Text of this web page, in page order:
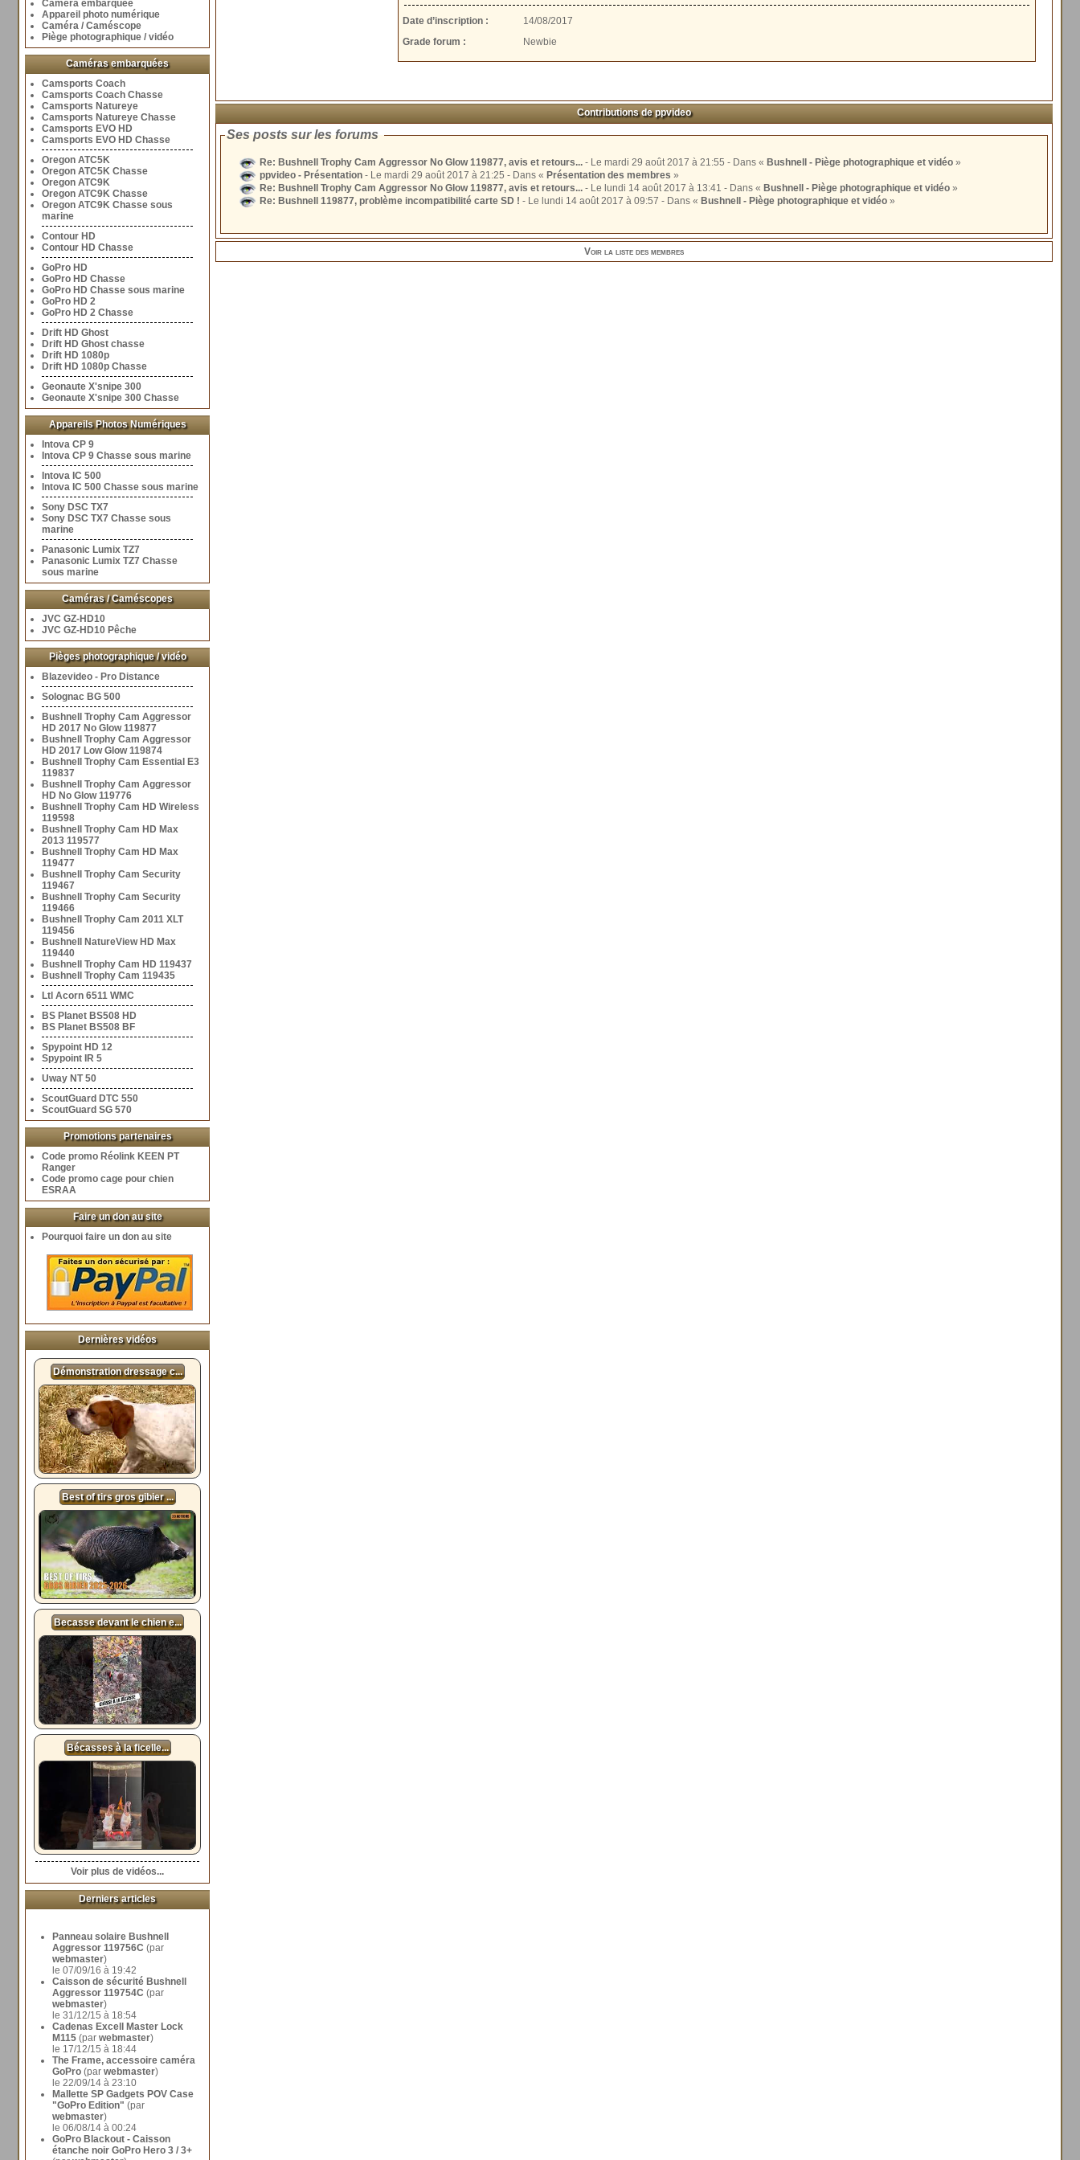
Caméra embarquée
Appareil photo numérique
Caméra / Caméscope
Piège photographique / vidéo
Caméras embarquées
Camsports Coach
Camsports Coach Chasse
Camsports Natureye
Camsports Natureye Chasse
Camsports EVO HD
Camsports EVO HD Chasse
Oregon ATC5K
Oregon ATC5K Chasse
Oregon ATC9K
Oregon ATC9K Chasse
Oregon ATC9K Chasse sous
marine
Contour HD
Contour HD Chasse
GoPro HD
GoPro HD Chasse
GoPro HD Chasse sous marine
GoPro HD 2
GoPro HD 2 Chasse
Drift HD Ghost
Drift HD Ghost chasse
Drift HD 1080p
Drift HD 1080p Chasse
Geonaute X'snipe 300
Geonaute X'snipe 300 Chasse
Appareils Photos Numériques
Intova CP 9
Intova CP 9 Chasse sous marine
Intova IC 500
Intova IC 500 Chasse sous marine
Sony DSC TX7
Sony DSC TX7 Chasse sous
marine
Panasonic Lumix TZ7
Panasonic Lumix TZ7 Chasse
sous marine
Caméras / Caméscopes
JVC GZ-HD10
JVC GZ-HD10 Pêche
Pièges photographique / vidéo
Blazevideo - Pro Distance
Solognac BG 500
Bushnell Trophy Cam Aggressor
HD 2017 No Glow 119877
Bushnell Trophy Cam Aggressor
HD 2017 Low Glow 119874
Bushnell Trophy Cam Essential E3
119837
Bushnell Trophy Cam Aggressor
HD No Glow 119776
Bushnell Trophy Cam HD Wireless
119598
Bushnell Trophy Cam HD Max
2013 119577
Bushnell Trophy Cam HD Max
119477
Bushnell Trophy Cam Security
119467
Bushnell Trophy Cam Security
119466
Bushnell Trophy Cam 2011 XLT
119456
Bushnell NatureView HD Max
119440
Bushnell Trophy Cam HD 119437
Bushnell Trophy Cam 119435
Ltl Acorn 6511 WMC
BS Planet BS508 HD
BS Planet BS508 BF
Spypoint HD 12
Spypoint IR 5
Uway NT 50
ScoutGuard DTC 550
ScoutGuard SG 570
Promotions partenaires
Code promo Réolink KEEN PT
Ranger
Code promo cage pour chien
ESRAA
Faire un don au site
Pourquoi faire un don au site
Dernières vidéos
Démonstration dressage c...
Best of tirs gros gibier ...
Becasse devant le chien e...
Bécasses à la ficelle...
Voir plus de vidéos...
Derniers articles
Panneau solaire Bushnell
Aggressor 119756C (par
webmaster)
le 07/09/16 à 19:42
Caisson de sécurité Bushnell
Aggressor 119754C (par
webmaster)
le 31/12/15 à 18:54
Cadenas Excell Master Lock
M115 (par webmaster)
le 17/12/15 à 18:44
The Frame, accessoire caméra
GoPro (par webmaster)
le 22/09/14 à 23:10
Mallette SP Gadgets POV Case
"GoPro Edition" (par
webmaster)
le 06/08/14 à 00:24
GoPro Blackout - Caisson
étanche noir GoPro Hero 3 / 3+
Date d’inscription :
14/08/2017
Grade forum :
Newbie
Contributions de ppvideo
Ses posts sur les forums
Re: Bushnell Trophy Cam Aggressor No Glow 119877, avis et retours... - Le mardi 29 août 2017 à 21:55 - Dans « Bushnell - Piège photographique et vidéo »
ppvideo - Présentation
- Le mardi 29 août 2017 à 21:25 - Dans « Présentation des membres »
Re: Bushnell Trophy Cam Aggressor No Glow 119877, avis et retours...
- Le lundi 14 août 2017 à 13:41 - Dans « Bushnell - Piège photographique et vidéo »
Re: Bushnell 119877, problème incompatibilité carte SD !
- Le lundi 14 août 2017 à 09:57 - Dans « Bushnell - Piège photographique et vidéo »
Voir la liste des membres